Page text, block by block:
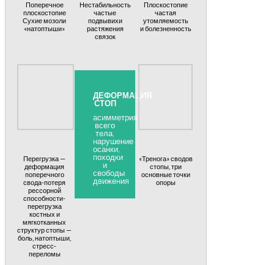
Поперечное
плоскостопие
Сухие мозоли
«натоптыши»
Нестабильность
частые
подвывихи
растяжения
связок
Плоскостопие
частая
утомляемость
и болезненность
Перегрузка —
деформация
поперечного
свода-потеря
рессорной
способности-
перегрузка
костных и
мягкотканных
структур стопы —
боль, натоптыши,
стресс-
переломы
ДЕФОРМАЦИЯ
СТОП
асимметрия
всего
тела,
нарушение
осанки,
походки
и
свободы
движения
«Тренога» сводов
стопы, три
основные точки
опоры